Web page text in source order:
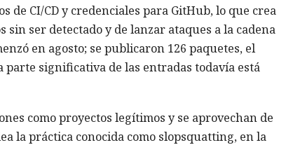
CI/CD y credenciales para GitHub, lo que crea
ser detectado y de lanzar ataques a la cadena
en agosto; se publicaron 126 paquetes, el
parte significativa de las entradas todavía está
como proyectos legítimos y se aprovechan de
la práctica conocida como slopsquatting, en la